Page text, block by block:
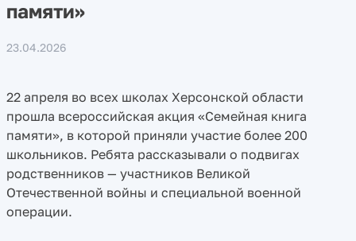
памяти»
23.04.2026
22 апреля во всех школах Херсонской области
прошла всероссийская акция «Семейная книга
памяти», в которой приняли участие более 200
школьников. Ребята рассказывали о подвигах
родственников — участников Великой
Отечественной войны и специальной военной
операции.